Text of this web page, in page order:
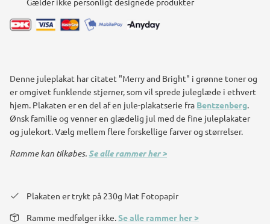
Denne juleplakat har citatet "Merry and Bright" i grønne toner og
er omgivet funklende stjerner, som vil sprede juleglæde i ethvert
hjem. Plakaten er en del af en jule-plakatserie fra Bentzenberg.
Ønsk familie og venner en glædelig jul med de fine juleplakater
og julekort. Vælg mellem flere forskellige farver og størrelser.
Ramme kan tilkøbes. Se alle rammer her >
Plakaten er trykt på 230g Mat Fotopapir
Ramme medfølger ikke.Se alle rammer her >